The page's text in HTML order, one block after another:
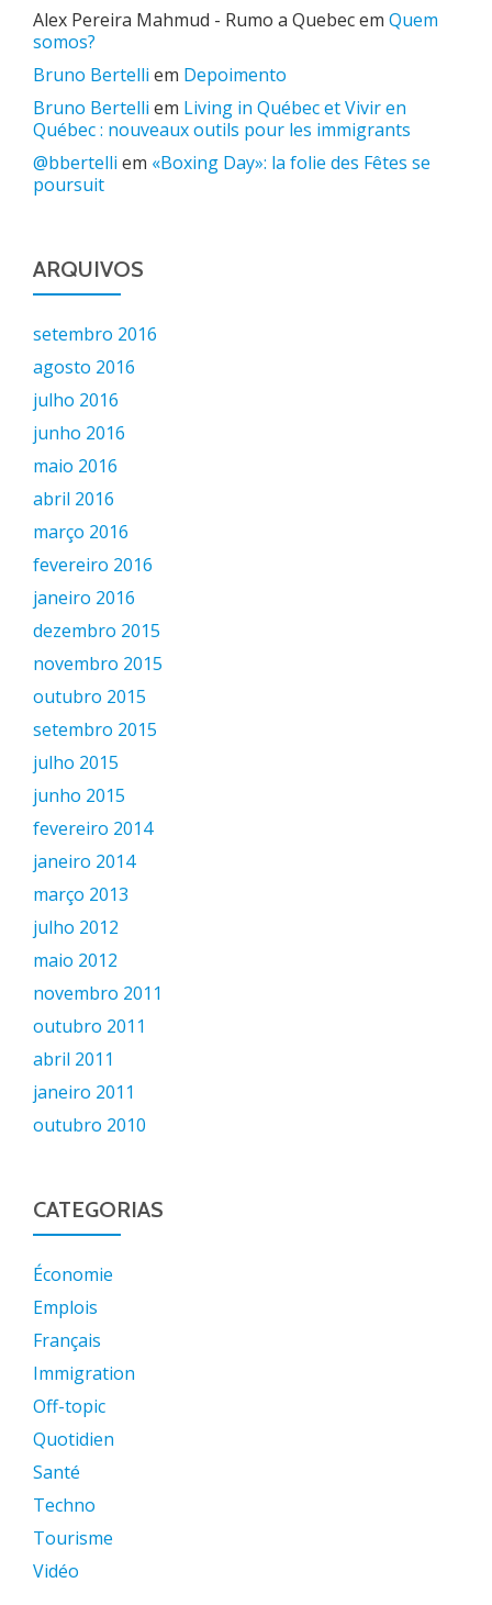
Alex Pereira Mahmud - Rumo a Quebecem Quem
somos?
Bruno Bertelli em Depoimento
Bruno Bertelli em Living in Québec et Vivir en
Québec : nouveaux outils pour les immigrants
@bbertelli em «Boxing Day»: la folie des Fêtes se
poursuit
ARQUIVOS
setembro 2016
agosto 2016
julho 2016
junho 2016
maio 2016
abril 2016
março 2016
fevereiro 2016
janeiro 2016
dezembro 2015
novembro 2015
outubro 2015
setembro 2015
julho 2015
junho 2015
fevereiro 2014
janeiro 2014
março 2013
julho 2012
maio 2012
novembro 2011
outubro 2011
abril 2011
janeiro 2011
outubro 2010
CATEGORIAS
Économie
Emplois
Français
Immigration
Off-topic
Quotidien
Santé
Techno
Tourisme
Vidéo